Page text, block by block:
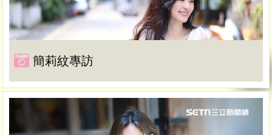
簡莉紋專訪